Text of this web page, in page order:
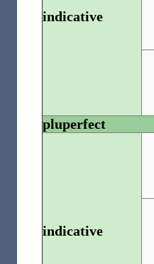
indicative
pluperfect
indicative